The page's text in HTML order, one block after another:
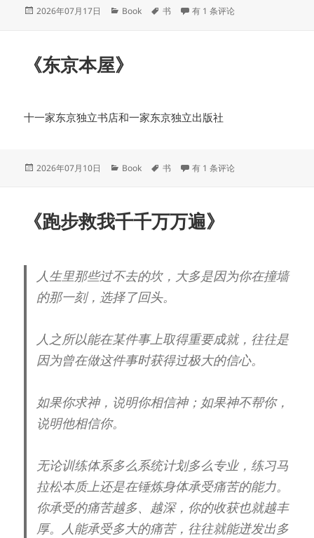
发
2026年07月17日
分
Book
标
书 《从咖啡到珈琲》
有 1 条评论
《东京本屋》
十一家东京独立书店和一家东京独立出版社
发
2026年07月10日
分
Book
标
书 《东京本屋》
有 1 条评论
《跑步救我千千万万遍》
人生里那些过不去的坎，大多是因为你在撞墙
的那一刻，选择了回头。
人之所以能在某件事上取得重要成就，往往是
因为曾在做这件事时获得过极大的信心。
如果你求神，说明你相信神；如果神不帮你，
说明他相信你。
无论训练体系多么系统计划多么专业，练习马
拉松本质上还是在锤炼身体承受痛苦的能力。
你承受的痛苦越多、越深，你的收获也就越丰
厚。人能承受多大的痛苦，往往就能迸发出多